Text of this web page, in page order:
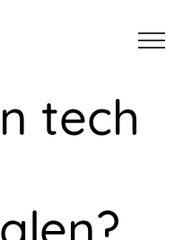
tech